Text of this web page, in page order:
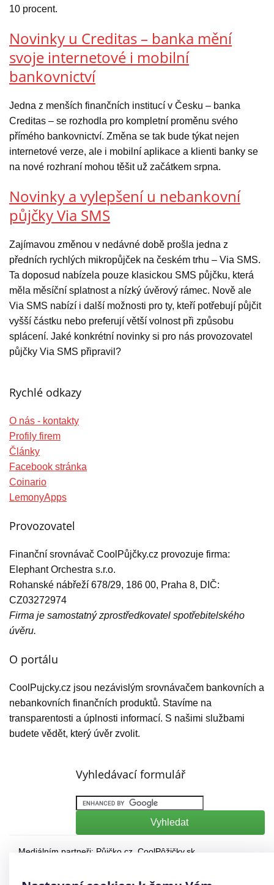
10 procent.
Novinky u Creditas – banka mění
svoje internetové i mobilní
bankovnictví
Jedna z menších finančních institucí v Česku – banka
Creditas – se rozhodla pro kompletní proměnu svého
přímého bankovnictví. Změna se tak bude týkat nejen
internetové verze, ale i mobilní aplikace a klienti banky se
na nové rozhraní mohou těšit už začátkem srpna.
Novinky a vylepšení u nebankovní
půjčky Via SMS
Zajímavou změnou v nedávné době prošla jedna z
předních rychlých mikropůjček na českém trhu – Via SMS.
Ta doposud nabízela pouze klasickou SMS půjčku, která
měla měsíční splatnost a nízký úvěrový rámec. Nově ale
Via SMS nabízí i další možnosti pro ty, kteří potřebují půjčit
vyšší částku nebo preferují větší volnost při způsobu
splácení. Jaké konkrétní novinky si pro nás provozovatel
půjčky Via SMS připravil?
Rychlé odkazy
O nás - kontakty
Profily firem
Články
Facebook stránka
Coinario
LemonyApps
Provozovatel
Finanční srovnávač CoolPůjčky.cz provozuje firma:
Elephant Orchestra s.r.o.
Rohanské nábřeží 678/29, 186 00, Praha 8, DIČ:
CZ03272974
Firma je samostatný zprostředkovatel spotřebitelského
úvěru.
O portálu
CoolPujcky.cz jsou nezávislým srovnávačem bankovních a
nebankovních finančních produktů. Stavíme na
transparentosti a úplnosti informací. S našimi službami
budete vědět, který úvěr zvolit.
Vyhledávací formulář
Mediálním partneři: Půjčko.cz CoolPôžičky.sk